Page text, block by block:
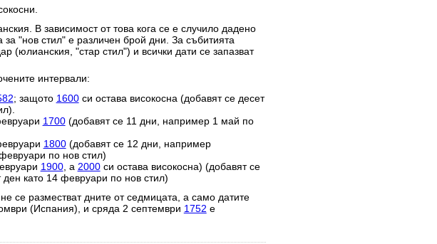
В зависимост от това кога се е случило дадено
"нов стил" е различен брой дни. За събитията
(юлианския, "стар стил") и всички дати се запазват
интервали:
; защото 1600си остава високосна (добавят се десет
1700(добавят се 11 дни, например 1 май по
1800(добавят се 12 дни, например
по нов стил)
1900, а 2000си остава високосна) (добавят се
като 14 февруари по нов стил)
се разместват дните от седмицата, а само датите
(Испания), и сряда 2 септември 1752 е